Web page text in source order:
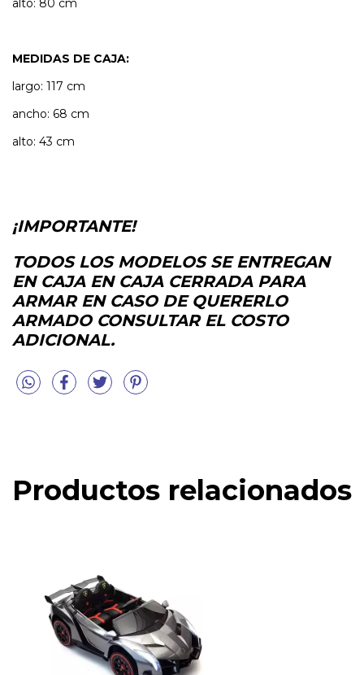
alto: 80 cm
MEDIDAS DE CAJA:
largo: 117 cm
ancho: 68 cm
alto: 43 cm
¡IMPORTANTE!
TODOS LOS MODELOS SE ENTREGAN
EN CAJA EN CAJA CERRADA PARA
ARMAR EN CASO DE QUERERLO
ARMADO CONSULTAR EL COSTO
ADICIONAL.
Productos relacionados